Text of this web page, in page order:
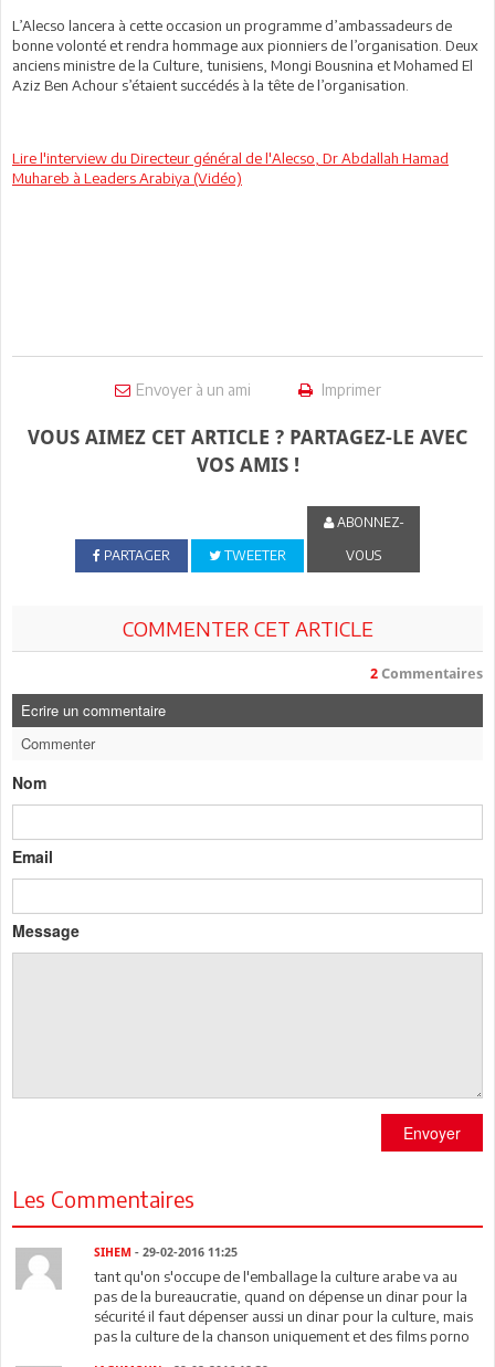
L’Alecso lancera à cette occasion un programme d’ambassadeurs de
bonne volonté et rendra hommage aux pionniers de l’organisation. Deux
anciens ministre de la Culture, tunisiens, Mongi Bousnina et Mohamed El
Aziz Ben Achour s’étaient succédés à la tête de l’organisation.
Lire l'interview du Directeur général de l'Alecso, Dr Abdallah Hamad
Muhareb à Leaders Arabiya (Vidéo)
Envoyer à un ami Imprimer
VOUS AIMEZ CET ARTICLE ? PARTAGEZ-LE AVEC
VOS AMIS !
PARTAGER TWEETER
ABONNEZ-
VOUS
COMMENTER CET ARTICLE
2 Commentaires
Ecrire un commentaire
Commenter
Nom
Email
Message
Envoyer
Les Commentaires
SIHEM - 29-02-2016 11:25
tant qu'on s'occupe de l'emballage la culture arabe va au
pas de la bureaucratie, quand on dépense un dinar pour la
sécurité il faut dépenser aussi un dinar pour la culture, mais
pas la culture de la chanson uniquement et des films porno